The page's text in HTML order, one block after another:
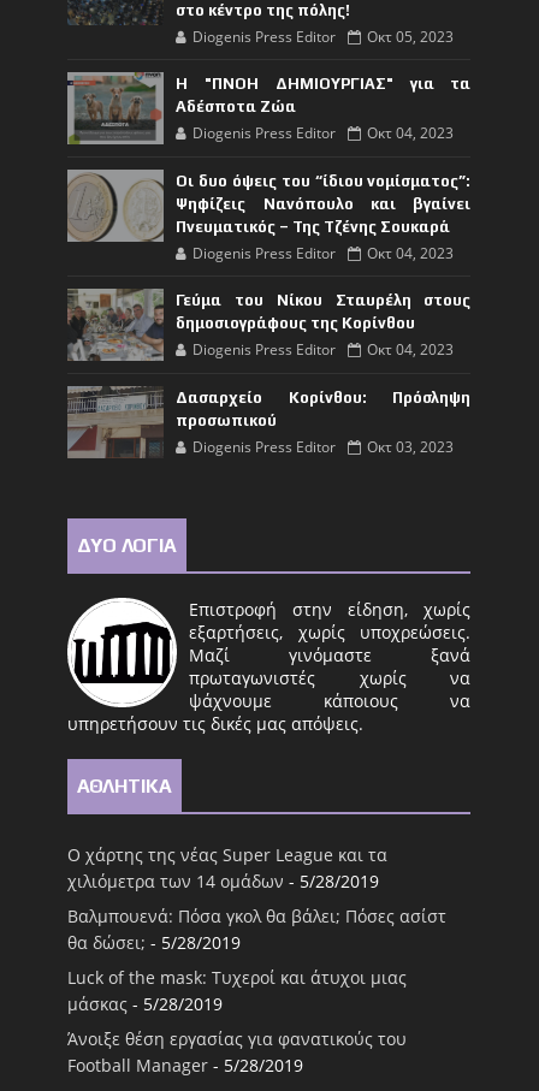
στο κέντρο της πόλης!
Diogenis Press Editor Οκτ 05, 2023
Η "ΠΝΟΗ ΔΗΜΙΟΥΡΓΙΑΣ" για τα
Αδέσποτα Ζώα
Diogenis Press Editor Οκτ 04, 2023
Οι δυο όψεις του “ίδιου νομίσματος”:
Ψηφίζεις Νανόπουλο και βγαίνει
Πνευματικός – Της Τζένης Σουκαρά
Diogenis Press Editor Οκτ 04, 2023
Γεύμα του Νίκου Σταυρέλη στους
δημοσιογράφους της Κορίνθου
Diogenis Press Editor Οκτ 04, 2023
Δασαρχείο Κορίνθου: Πρόσληψη
προσωπικού
Diogenis Press Editor Οκτ 03, 2023
ΔΥΟ ΛΟΓΙΑ
Επιστροφή στην είδηση, χωρίς
εξαρτήσεις, χωρίς υποχρεώσεις.
Μαζί γινόμαστε ξανά
πρωταγωνιστές χωρίς να
ψάχνουμε κάποιους να
υπηρετήσουν τις δικές μας απόψεις.
ΑΘΛΗΤΙΚΑ
Ο χάρτης της νέας Super League και τα
χιλιόμετρα των 14 ομάδων - 5/28/2019
Βαλμπουενά: Πόσα γκολ θα βάλει; Πόσες ασίστ
θα δώσει; - 5/28/2019
Luck of the mask: Τυχεροί και άτυχοι μιας
μάσκας - 5/28/2019
Άνοιξε θέση εργασίας για φανατικούς του
Football Μanager - 5/28/2019